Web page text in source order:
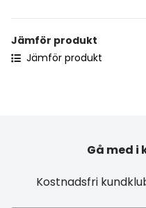
Jämför produkt
Jämför produkt
Gå med i
Kostnadsfri